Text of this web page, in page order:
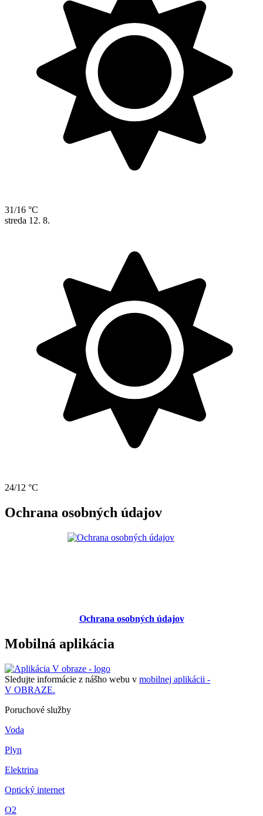
31/16 °C
streda 12. 8.
24/12 °C
Ochrana osobných údajov
Ochrana osobných údajov
Mobilná aplikácia
Sledujte informácie z nášho webu v mobilnej aplikácii -
V OBRAZE.
Poruchové služby
Voda
Plyn
Elektrina
Optický internet
O2